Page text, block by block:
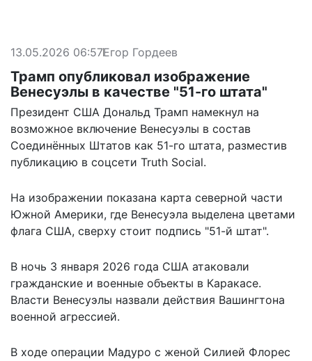
13.05.2026 06:57Егор Гордеев
Трамп опубликовал изображение
Венесуэлы в качестве "51-го штата"
Президент США Дональд Трамп намекнул на
возможное включение Венесуэлы в состав
Соединённых Штатов как 51-го штата, разместив
публикацию в соцсети Truth Social.
На изображении показана карта северной части
Южной Америки, где Венесуэла выделена цветами
флага США, сверху стоит подпись "51-й штат".
В ночь 3 января 2026 года США атаковали
гражданские и военные объекты в Каракасе.
Власти Венесуэлы назвали действия Вашингтона
военной агрессией.
В ходе операции Мадуро с женой Силией Флорес